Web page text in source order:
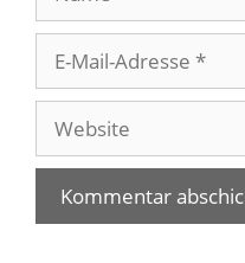
Mail-
Adresse
Website